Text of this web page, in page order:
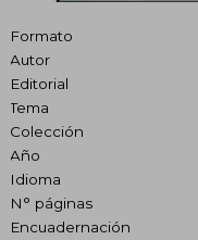
Formato
Autor
Editorial
Tema
Colección
Año
Idioma
N° páginas
Encuadernación